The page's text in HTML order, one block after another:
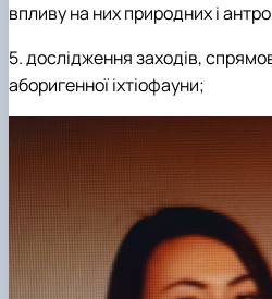
впливу на них природних і
5.дослідження заходів,
аборигенної іхтіофауни;